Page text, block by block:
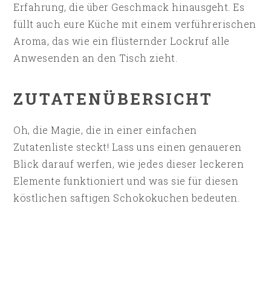
Erfahrung, die über Geschmack hinausgeht. Es
füllt auch eure Küche mit einem verführerischen
Aroma, das wie ein flüsternder Lockruf alle
Anwesenden an den Tisch zieht.
ZUTATENÜBERSICHT
Oh, die Magie, die in einer einfachen
Zutatenliste steckt! Lass uns einen genaueren
Blick darauf werfen, wie jedes dieser leckeren
Elemente funktioniert und was sie für diesen
köstlichen saftigen Schokokuchen bedeuten.